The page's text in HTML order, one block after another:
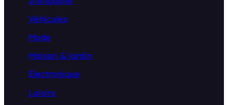
Véhicules
Mode
Maison & jardin
Electronique
Loisirs